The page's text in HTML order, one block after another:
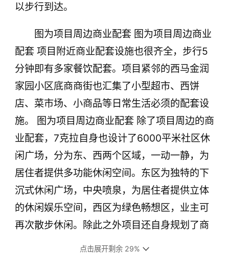
以步行到达。
图为项目周边商业配套 图为项目周边商业
配套 项目附近商业配套设施也很齐全，步行5
分钟即有多家餐饮配套。项目紧邻的西马金润
家园小区底商商街也汇集了小型超市、西饼
店、菜市场、小商品等日常生活必须的配套设
施。 图为项目周边商业配套 除了项目周边的商
业配套，7克拉自身也设计了6000平米社区休
闲广场，分为东、西两个区域，一动一静，为
居住者提供多功能休闲空间。东区为独特的下
沉式休闲广场，中央喷泉，为居住者提供立体
的休闲娱乐空间，西区为绿色畅想区，业主可
再次散步休闲。除此之外项目还自身规划了商
街。人车分流的道路设计，七个出入口的让社
点击展开剩余 29%